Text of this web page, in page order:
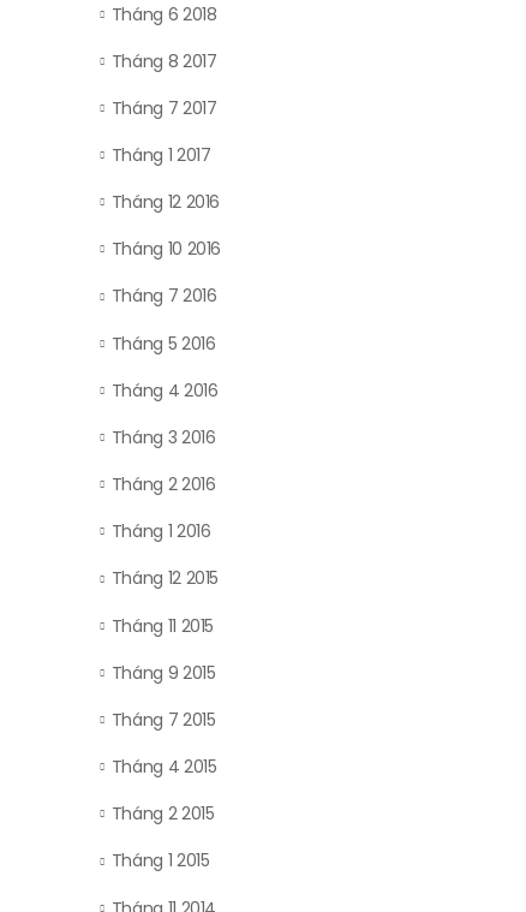
Tháng 6 2018
Tháng 8 2017
Tháng 7 2017
Tháng 1 2017
Tháng 12 2016
Tháng 10 2016
Tháng 7 2016
Tháng 5 2016
Tháng 4 2016
Tháng 3 2016
Tháng 2 2016
Tháng 1 2016
Tháng 12 2015
Tháng 11 2015
Tháng 9 2015
Tháng 7 2015
Tháng 4 2015
Tháng 2 2015
Tháng 1 2015